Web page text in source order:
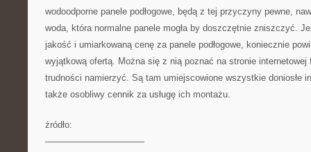
wodoodporne panele podłogowe, będą z tej przyczyny pewne,
woda, która normalne panele mogła by doszczętnie zniszczyć.
jakość i umiarkowaną cenę za panele podłogowe, koniecznie
wyjątkową ofertą. Można się z nią poznać na stronie
trudności namierzyć. Są tam umiejscowione wszystkie doniosłe
także osobliwy cennik za usługę ich montażu.
źródło:
———————————